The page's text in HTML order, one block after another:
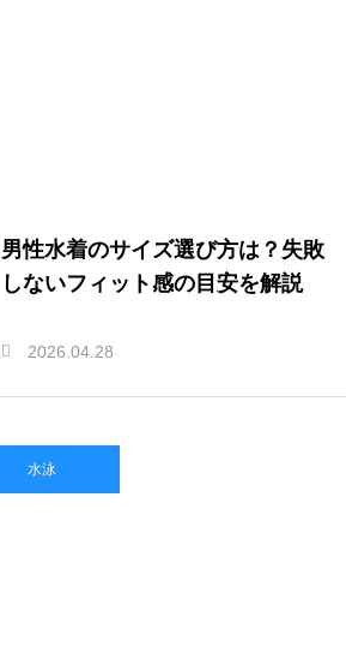
男性水着のサイズ選び方は？失敗
しないフィット感の目安を解説
2026.04.28
水泳